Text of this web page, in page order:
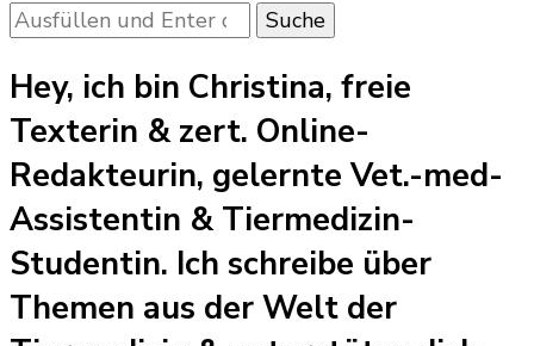
Suchst
du
nach
etwas?
Hey, ich bin Christina, freie
Texterin & zert. Online-
Redakteurin, gelernte Vet.-med-
Assistentin & Tiermedizin-
Studentin. Ich schreibe über
Themen aus der Welt der